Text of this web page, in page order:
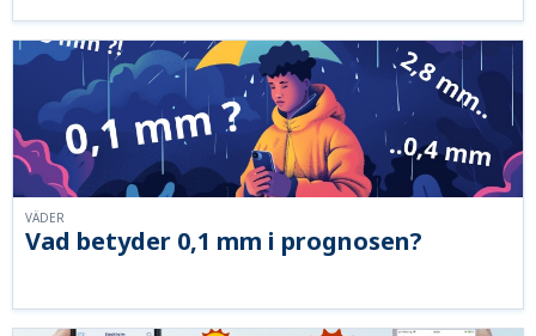
Vad betyder 0,1 mm i prognosen?
VÄDER